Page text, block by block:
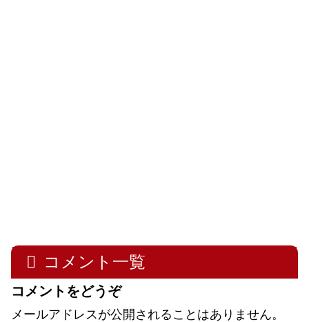
コメント一覧
コメントをどうぞ
メールアドレスが公開されることはありません。